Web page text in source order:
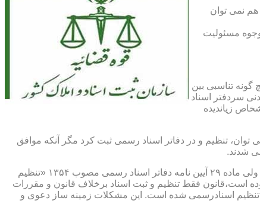
نمی توان
مسئولیت
تناسبی بین
سردفتر اسناد
زیاندیده
نامه دفاتر اسناد رسمی مصوب ۱۳۱۷ مقرر شده که هیچ سندی را نمی توان، تنظیم و در دفاتر اسناد رسمی ثبت کرد مگر آنکه موافق
شدند.
ماده ۲۹ و ثبت اسناد رسمی: قانونگذار فقط تنظیم و ثبت اسناد برخلاف قانون و مقررات موضوعه را تخلف و مستوجب مجازات دانسته است ولی ماده ۲۹ آیین نامه دفاتر اسناد رسمی مصوب ۱۳۵۴ «تنظیم
است،قانون فقط تنظیم و ثبت اسناد برخلاف قانون و مقررات
اسنادرسمی شده است. این مشکلات زمینه ساز دعوی و